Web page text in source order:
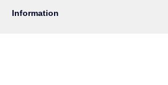
Information